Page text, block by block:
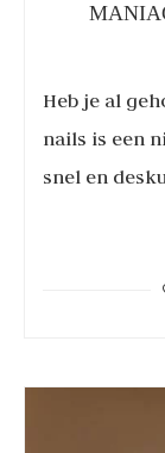
Heb je al
nails is een
snel en